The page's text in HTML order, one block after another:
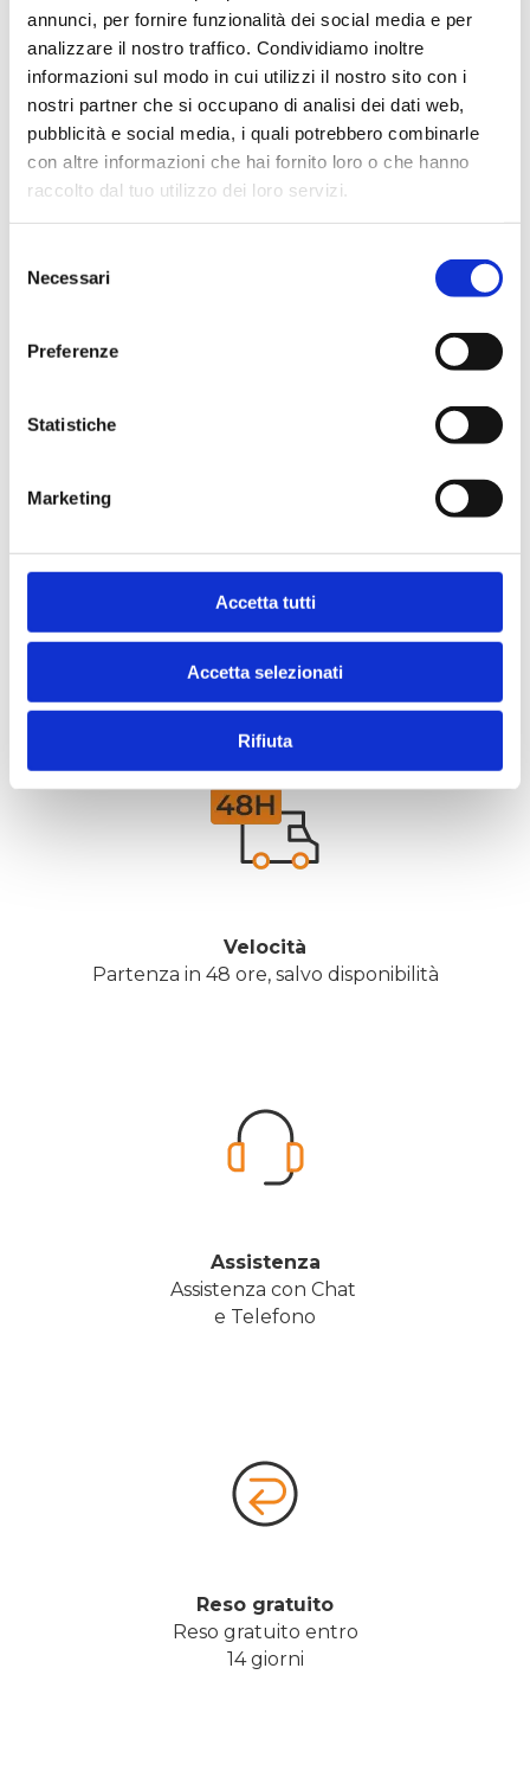
annunci, per fornire funzionalità dei social media e per
analizzare il nostro traffico. Condividiamo inoltre
informazioni sul modo in cui utilizzi il nostro sito con i
nostri partner che si occupano di analisi dei dati web,
pubblicità e social media, i quali potrebbero combinarle
con altre informazioni che hai fornito loro o che hanno
raccolto dal tuo utilizzo dei loro servizi.
delNecessari
Preferenze
Statistiche
Marketing
Accetta tutti
Accetta selezionati
Rifiuta
pensata per offrire comfort e
una superficie facile da
mantenere.
Le proporzioni contenute e il
design essenziale permettono
un inserimento versatile in
ambienti arredati con gusto
contemporaneo o più classico.
MISURE
Altezza: 77 cm
La tua casa merita il
meglio, anche nel servizio.
Velocità
Partenza in 48 ore, salvo disponibilità
Assistenza
Assistenza con Chat
e Telefono
Reso gratuito
Reso gratuito entro
14 giorni